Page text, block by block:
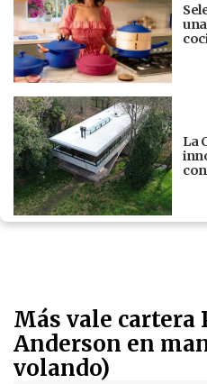
La
Más vale cartera
Anderson en
volando)